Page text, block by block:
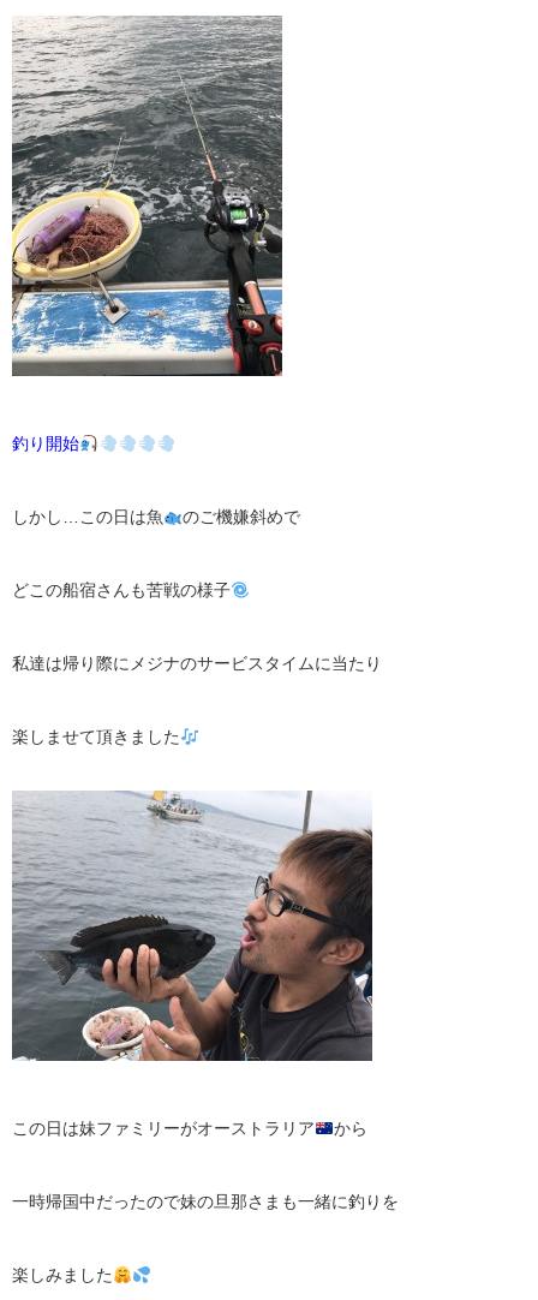
釣り開始
しかし…この日は魚 のご機嫌斜めで
どこの船宿さんも苦戦の様子
私達は帰り際にメジナのサービスタイムに当たり
楽しませて頂きました
この日は妹ファミリーがオーストラリア から
一時帰国中だったので妹の旦那さまも一緒に釣りを
楽しみました